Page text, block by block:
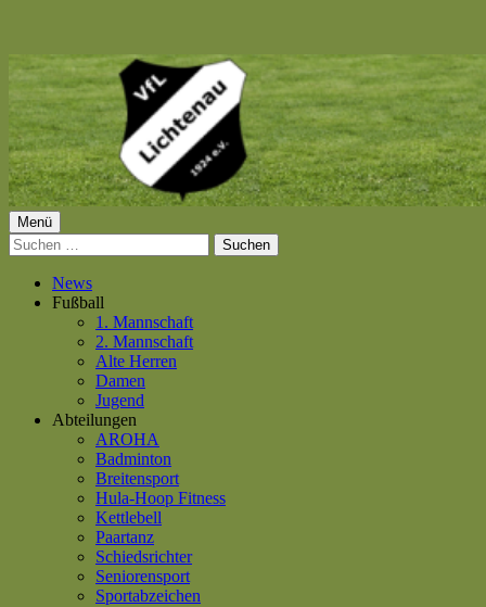
Springe
zum
Inhalt
VfL Lichtenau 1924 e.V.
Primäres
Menü
Menü
Suchen
nach:
News
Fußball
1. Mannschaft
2. Mannschaft
Alte Herren
Damen
Jugend
Abteilungen
AROHA
Badminton
Breitensport
Hula-Hoop Fitness
Kettlebell
Paartanz
Schiedsrichter
Seniorensport
Sportabzeichen